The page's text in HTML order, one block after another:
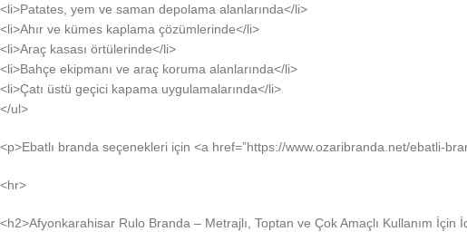
<li>Patates, yem ve saman depolama alanlarında</li>
<li>Ahır ve kümes kaplama çözümlerinde</li>
<li>Araç kasası örtülerinde</li>
<li>Bahçe ekipmanı ve araç koruma alanlarında</li>
<li>Çatı üstü geçici kapama uygulamalarında</li>
</ul>
<p>Ebatlı branda seçenekleri için <a href=”https://www.ozaribranda.net/ebatli-
<hr>
<h2>Afyonkarahisar Rulo Branda – Metrajlı, Toptan ve Çok Amaçlı Kullanım İçin